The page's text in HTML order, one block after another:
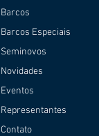
Barcos
Barcos Especiais
Seminovos
Novidades
Eventos
Representantes
Contato